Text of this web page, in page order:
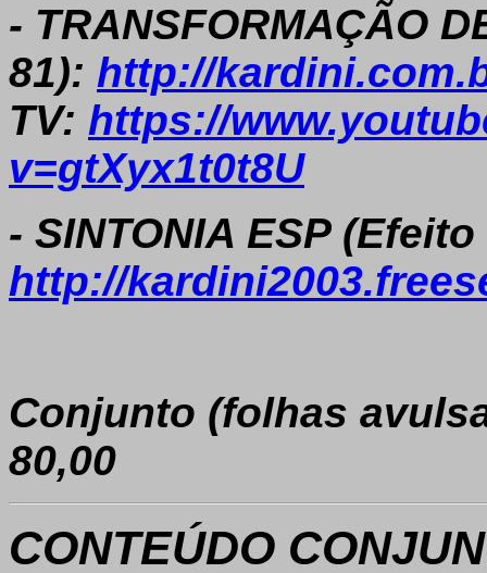
- TRANSFORMAÇÃO
81): http://
TV: https://
v=gtXyx1t0t8U
- SINTONIA ESP
http://
Conjunto (folhas
80,00
CONTEÚDO